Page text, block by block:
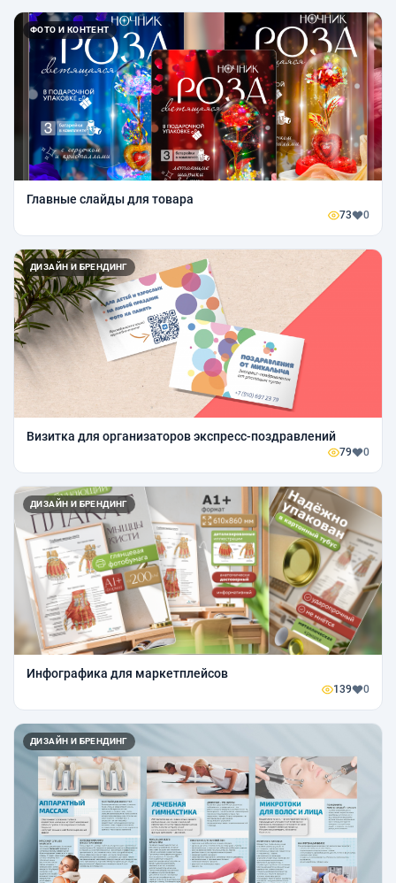
ФОТО И КОНТЕНТ
Главные слайды для товара
73 0
ДИЗАЙН И БРЕНДИНГ
Визитка для организаторов экспресс-поздравлений
79 0
ДИЗАЙН И БРЕНДИНГ
Инфографика для маркетплейсов
139 0
ДИЗАЙН И БРЕНДИНГ